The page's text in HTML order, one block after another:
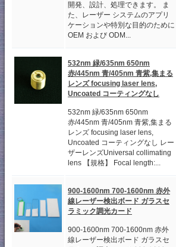
開発、設計、処理できます。 ま
た、レーザー システムのアプリ
ケーションや特別な目的のために
OEM および ODM...
532nm 緑/635nm 650nm
赤/445nm 青/405nm 青紫,集まる
レンズ focusing laser lens,
Uncoated コーティングなし
532nm 緑/635nm 650nm
赤/445nm 青/405nm 青紫,集まる
レンズ focusing laser lens,
Uncoated コーティングなし レー
ザーレンズUniversal collimating
lens 【規格】 Focal length:...
900-1600nm 700-1600nm 赤外
線レーザー検出ボード ガラスセ
ラミック調光カード
900-1600nm 700-1600nm 赤外
線レーザー検出ボード ガラスセ